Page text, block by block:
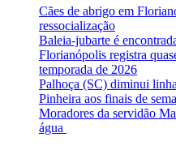
Cães de abrigo em
ressocialização
Baleia-jubarte é
Florianópolis registra
temporada de 2026
Palhoça (SC) diminui
Pinheira aos finais de
Moradores da servidão
água